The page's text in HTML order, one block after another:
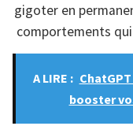
gigoter en
comportements
A LIRE :
booster